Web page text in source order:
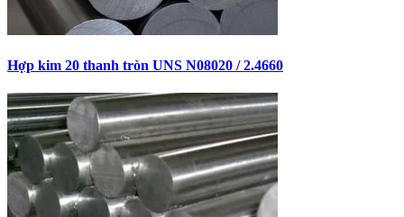
Hợp kim 20 thanh tròn UNS N08020 / 2.4660